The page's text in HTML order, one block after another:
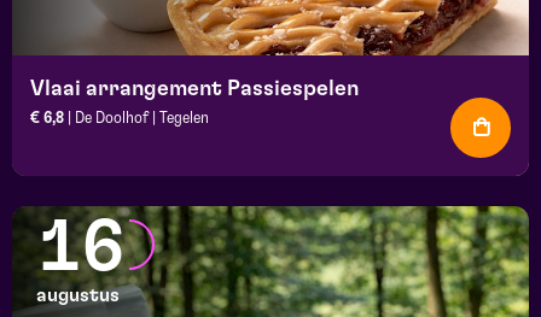
Vlaai arrangement Passiespelen
€ 6,8 | De Doolhof | Tegelen
16
augustus